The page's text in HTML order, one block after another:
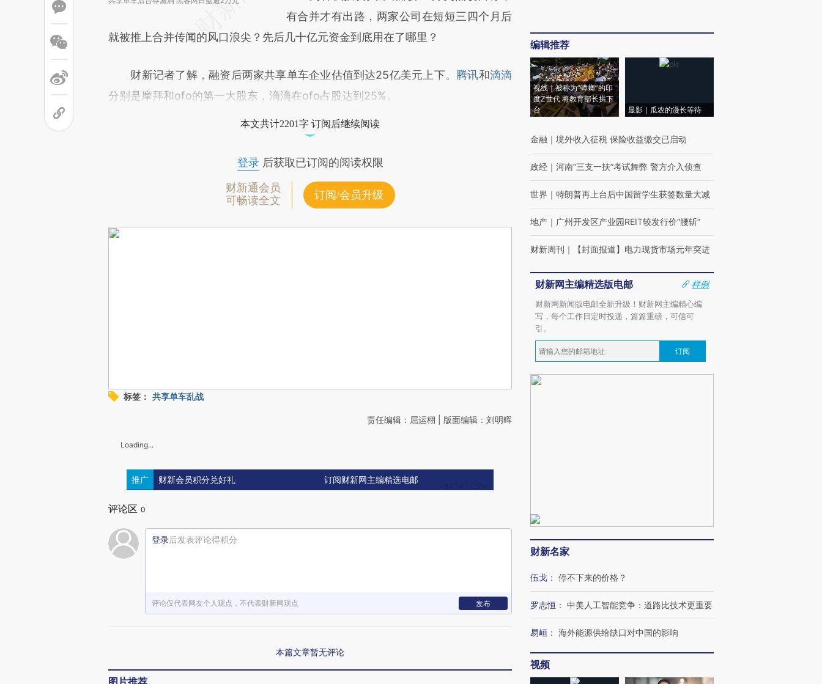
有合并才有出路，两家公司在短短三四个月后
就被推上合并传闻的风口浪尖？先后几十亿元资金到底用在了哪里？
财新记者了解，融资后两家共享单车企业估值到达25亿美元上下。 腾讯和滴滴
分别是摩拜和ofo的第一大股东，滴滴在ofo占股达到25%。
本文共计2201字 订阅后继续阅读
登录后获取已订阅的阅读权限
财新通会员
可畅读全文
订阅/会员升级
标签： 共享单车乱战
责任编辑：屈运栩 | 版面编辑：刘明晖
Loading...
推广 财新会员积分兑好礼 订阅财新网主编精选电邮
评论区 0
登录后发表评论得积分
评论仅代表网友个人观点，不代表财新网观点 发布
本篇文章暂无评论
图片推荐
编辑推荐
视线｜被称为“蟑螂”的印
度Z世代 将教育部长拱下
台
显影｜瓜农的漫长等待
金融 ｜ 境外收入征税 保险收益缴交已启动
政经 ｜ 河南“三支一扶”考试舞弊 警方介入侦查
世界 ｜ 特朗普再上台后中国留学生获签数量大减
地产 ｜ 广州开发区产业园REIT较发行价“腰斩”
财新周刊 ｜ 【封面报道】电力现货市场元年突进
财新网主编精选版电邮
样例
财新网新闻版电邮全新升级！财新网主编精心编
写，每个工作日定时投递，篇篇重磅，可信可
引。
订阅
财新名家
伍戈 ： 停不下来的价格？
罗志恒 ： 中美人工智能竞争：道路比技术更重要
易峘 ： 海外能源供给缺口对中国的影响
视频